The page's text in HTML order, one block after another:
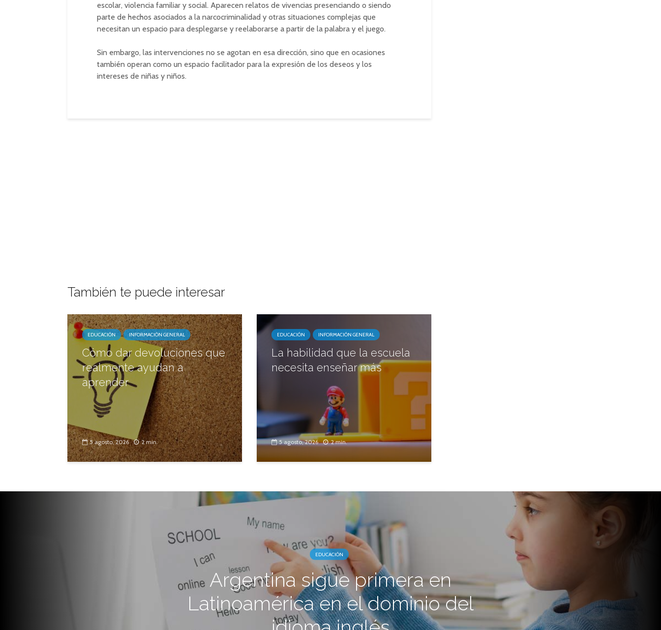
escolar, violencia familiar y social. Aparecen relatos de vivencias presenciando o siendo
parte de hechos asociados a la narcocriminalidad y otras situaciones complejas que
necesitan un espacio para desplegarse y reelaborarse a partir de la palabra y el juego.
Sin embargo, las intervenciones no se agotan en esa dirección, sino que en ocasiones
también operan como un espacio facilitador para la expresión de los deseos y los
intereses de niñas y niños.
También te puede interesar
EDUCACIÓN INFORMACIÓN GENERAL
Cómo dar devoluciones que
realmente ayudan a
aprender
5 agosto, 2026 2 min.
EDUCACIÓN INFORMACIÓN GENERAL
La habilidad que la escuela
necesita enseñar más
5 agosto, 2026 2 min.
EDUCACIÓN
Argentina sigue primera en
Latinoamérica en el dominio del